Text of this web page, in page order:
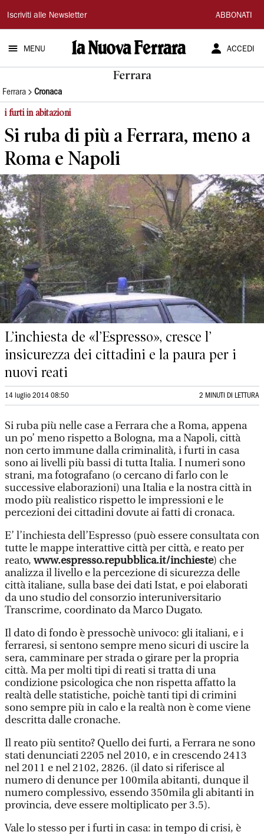
La
Nuova
Ferrara
Iscriviti alle Newsletter ABBONATI
MENU ACCEDI
Ferrara
Ferrara Cronaca
i furti in abitazioni
Si ruba di più a Ferrara, meno a
Roma e Napoli
L’inchiesta de «l’Espresso», cresce l’
insicurezza dei cittadini e la paura per i
nuovi reati
14 luglio 2014 08:50 2 MINUTI DI LETTURA
Si ruba più nelle case a Ferrara che a Roma, appena
un po’ meno rispetto a Bologna, ma a Napoli, città
non certo immune dalla criminalità, i furti in casa
sono ai livelli più bassi di tutta Italia. I numeri sono
strani, ma fotografano (o cercano di farlo con le
successive elaborazioni) una Italia e la nostra città in
modo più realistico rispetto le impressioni e le
percezioni dei cittadini dovute ai fatti di cronaca.
E’ l’inchiesta dell’Espresso (può essere consultata con
tutte le mappe interattive città per città, e reato per
reato, www.espresso.repubblica.it/inchieste) che
analizza il livello e la percezione di sicurezza delle
città italiane, sulla base dei dati Istat, e poi elaborati
da uno studio del consorzio interuniversitario
Transcrime, coordinato da Marco Dugato.
Il dato di fondo è pressochè univoco: gli italiani, e i
ferraresi, si sentono sempre meno sicuri di uscire la
sera, camminare per strada o girare per la propria
città. Ma per molti tipi di reati si tratta di una
condizione psicologica che non rispetta affatto la
realtà delle statistiche, poichè tanti tipi di crimini
sono sempre più in calo e la realtà non è come viene
descritta dalle cronache.
Il reato più sentito? Quello dei furti, a Ferrara ne sono
stati denunciati 2205 nel 2010, e in crescendo 2413
nel 2011 e nel 2102, 2826. (il dato si riferisce al
numero di denunce per 100mila abitanti, dunque il
numero complessivo, essendo 350mila gli abitanti in
provincia, deve essere moltiplicato per 3.5).
Vale lo stesso per i furti in casa: in tempo di crisi, è